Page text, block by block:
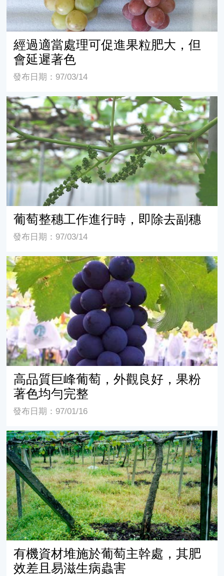
經過適當處理可促進果粒肥大，但
會延遲著色
發布日期：97/03/14
葡萄整穗工作進行時，即除去副穗
葡萄整穗工作進行時，即除去副穗
發布日期：97/03/14
高品質巨峰葡萄，外觀良好，果粉著色均勻完整
高品質巨峰葡萄，外觀良好，果粉
著色均勻完整
發布日期：97/01/16
有機資材堆施於葡萄主幹處，其肥效差且易滋生病蟲害
有機資材堆施於葡萄主幹處，其肥
效差且易滋生病蟲害